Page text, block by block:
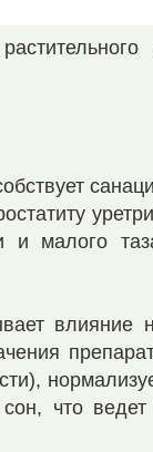
и малого
влияние
сон, что ведет